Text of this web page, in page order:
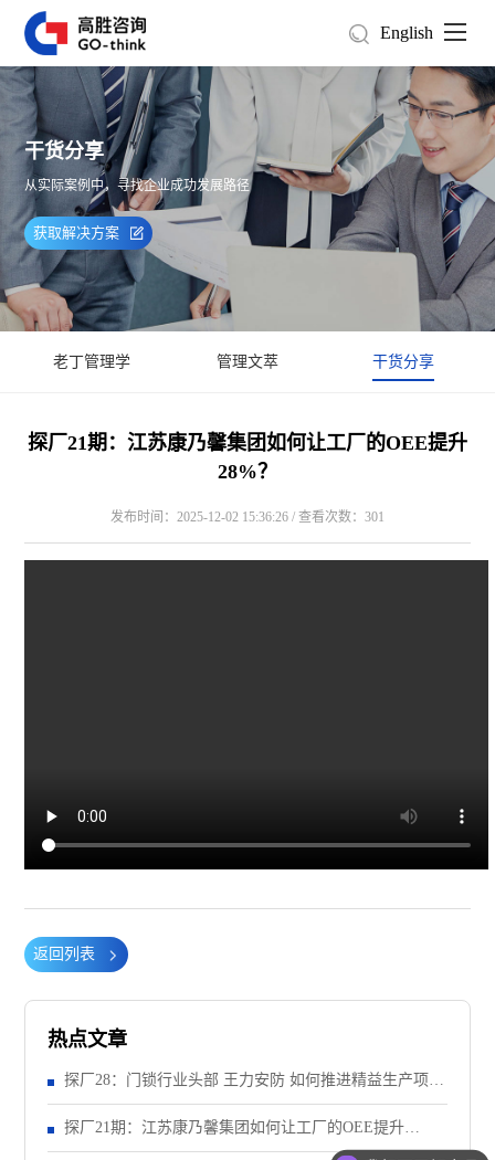
English
干货分享
从实际案例中，寻找企业成功发展路径
获取解决方案
老丁管理学 管理文萃 干货分享
探厂21期：江苏康乃馨集团如何让工厂的OEE提升
28%？
发布时间：2025-12-02 15:36:26 / 查看次数：301
返回列表
热点文章
探厂28：门锁行业头部 王力安防 如何推进精益生产项
目？（上）
探厂21期：江苏康乃馨集团如何让工厂的OEE提升